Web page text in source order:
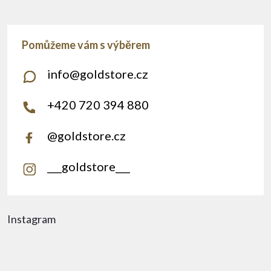
Instagram
info@goldstore.cz
+420 720 394 880
@goldstore.cz
___goldstore___